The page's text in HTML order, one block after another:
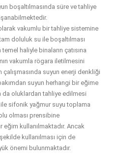
boşaltılmasında süre ve tahliye
vakumlu bir tahliye sistemine
doluluk su ile boşaltılması
haliyle binaların çatısına
vakumla rögara iletilmesini
suyun enerji denkliği
suyun herhangi bir eğime
da oluklardan tahliye edilmesi
sifonik yağmur suyu toplama
olması prensibine
eğim kullanılmaktadır. Ancak
kullanılması için de
önemi bulunmaktadır.